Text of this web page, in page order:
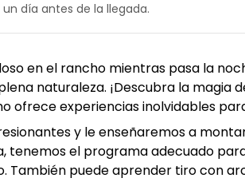
día antes de la llegada.
en el rancho mientras pasa la
naturaleza. ¡Descubra la magia
ofrece experiencias inolvidables
y le enseñaremos a
tenemos el programa adecuado
También puede aprender tiro con